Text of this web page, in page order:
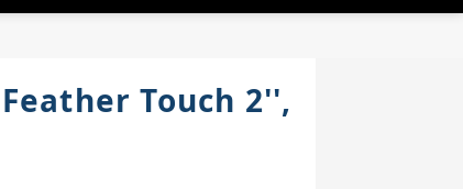
Touch 2'',